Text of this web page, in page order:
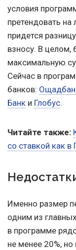
условия
претендовать на
придется
взносу. В целом,
максимальную
Сейчас в
банков:
Банк и Глобус.
Читайте также:
со ставкой как в
Именно размер
одним из
в программе
не менее 20%,